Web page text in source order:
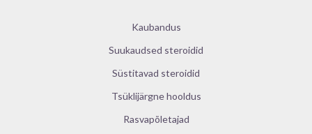
Kaubandus
Suukaudsed steroidid
Süstitavad steroidid
Tsüklijärgne hooldus
Rasvapõletajad